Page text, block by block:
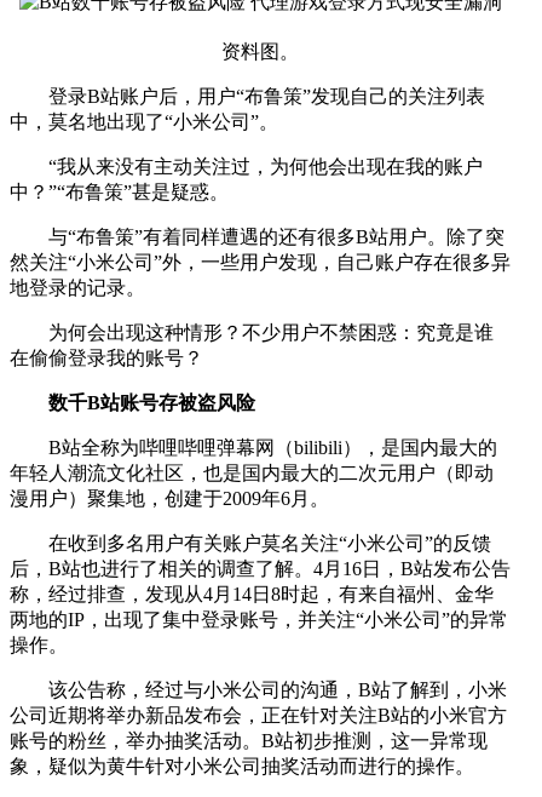
资料图。
登录B站账户后，用户“布鲁策”发现自己的关注列表
中，莫名地出现了“小米公司”。
“我从来没有主动关注过，为何他会出现在我的账户
中？”“布鲁策”甚是疑惑。
与“布鲁策”有着同样遭遇的还有很多B站用户。除了突
然关注“小米公司”外，一些用户发现，自己账户存在很多异
地登录的记录。
为何会出现这种情形？不少用户不禁困惑：究竟是谁
在偷偷登录我的账号？
数千B站账号存被盗风险
B站全称为哔哩哔哩弹幕网（bilibili），是国内最大的
年轻人潮流文化社区，也是国内最大的二次元用户（即动
漫用户）聚集地，创建于2009年6月。
在收到多名用户有关账户莫名关注“小米公司”的反馈
后，B站也进行了相关的调查了解。4月16日，B站发布公告
称，经过排查，发现从4月14日8时起，有来自福州、金华
两地的IP，出现了集中登录账号，并关注“小米公司”的异常
操作。
该公告称，经过与小米公司的沟通，B站了解到，小米
公司近期将举办新品发布会，正在针对关注B站的小米官方
账号的粉丝，举办抽奖活动。B站初步推测，这一异常现
象，疑似为黄牛针对小米公司抽奖活动而进行的操作。